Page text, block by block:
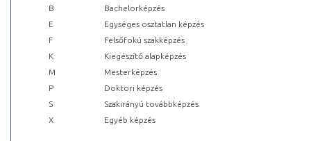
B
Bachelorképzés
E
Egységes osztatlan képzés
F
Felsőfokú szakképzés
K
Kiegészítő alapképzés
M
Mesterképzés
P
Doktori képzés
S
Szakirányú továbbképzés
X
Egyéb képzés